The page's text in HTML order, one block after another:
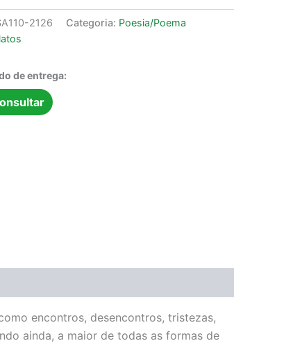
2126 Categoria: Poesia/Poema
de entrega:
encontros, desencontros, tristezas,
ainda, a maior de todas as formas de